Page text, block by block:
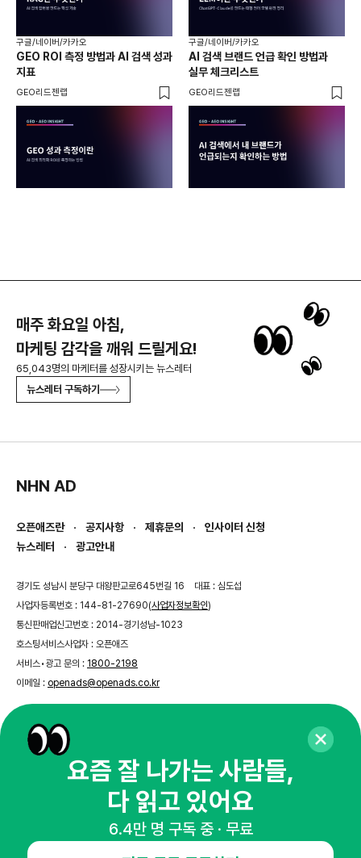
구글/네이버/카카오
GEO ROI 측정 방법과 AI 검색 성과
지표
GEO리드젠랩
구글/네이버/카카오
AI 검색 브랜드 언급 확인 방법과
실무 체크리스트
GEO리드젠랩
매주 화요일 아침,
마케팅 감각을 깨워 드릴게요!
65,043명의 마케터를 성장시키는 뉴스레터
뉴스레터 구독하기
NHN AD
오픈애즈란 공지사항 제휴문의
인사이터 신청
뉴스레터
광고안내
경기도 성남시 분당구 대왕판교로645번길 16
대표 : 심도섭
사업자등록번호 : 144-81-27690(사업자정보확인)
통신판매업신고번호 : 2014-경기성남-1023
호스팅서비스사업자 : 오픈애즈
서비스•광고 문의 : 1800-2198
이메일 : openads@openads.co.kr
이용약관개인정보처리방침
threadkakaotalk
© NHN AD. All rights reserved.
요즘 잘 나가는 사람들,
다 읽고 있어요
6.4만 명 구독 중 · 무료